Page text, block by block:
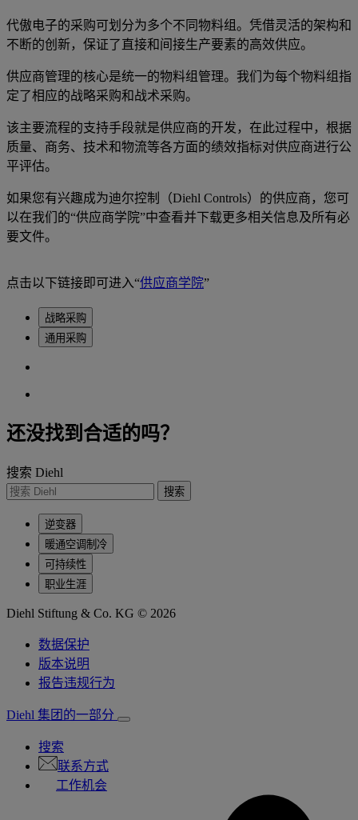
代傲电子的采购可划分为多个不同物料组。凭借灵活的架构和
不断的创新，保证了直接和间接生产要素的高效供应。
供应商管理的核心是统一的物料组管理。我们为每个物料组指
定了相应的战略采购和战术采购。
该主要流程的支持手段就是供应商的开发，在此过程中，根据
质量、商务、技术和物流等各方面的绩效指标对供应商进行公
平评估。
如果您有兴趣成为迪尔控制（Diehl Controls）的供应商，您可
以在我们的“供应商学院”中查看并下载更多相关信息及所有必
要文件。
点击以下链接即可进入“供应商学院”
战略采购
通用采购
还没找到合适的吗？
搜索 Diehl
搜索
逆变器
暖通空调制冷
可持续性
职业生涯
Diehl Stiftung & Co. KG © 2026
数据保护
版本说明
报告违规行为
Diehl 集团的一部分
搜索
联系方式
工作机会